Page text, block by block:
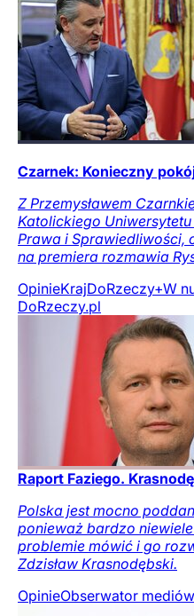
Czarnek: Konieczny
Z Przemysławem
Katolickiego
Prawa i Sprawiedliwości,
na premiera rozmawia
OpinieKrajDoRzeczy+W
DoRzeczy.pl
Raport Faziego.
Polska jest mocno
ponieważ bardzo
problemie mówić i go
Zdzisław Krasnodębski.
OpinieObserwator mediów